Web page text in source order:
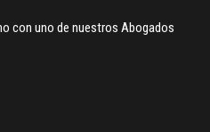
con uno de nuestros Abogados